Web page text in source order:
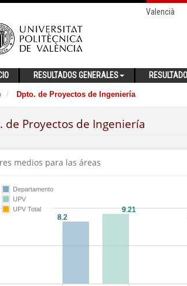
Valencià
RESULTADOS GENERALES
Dpto. de Proyectos de Ingeniería
de Proyectos de Ingeniería
medios para las áreas
Departamento
UPV
UPV Total